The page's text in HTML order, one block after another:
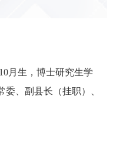
生，博士研究生学
、副县长（挂职）、